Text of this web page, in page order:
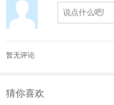
暂无评论
猜你喜欢